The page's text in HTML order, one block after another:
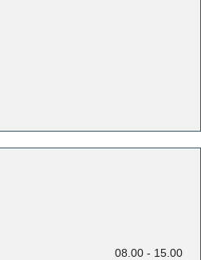
08.00 - 15.00